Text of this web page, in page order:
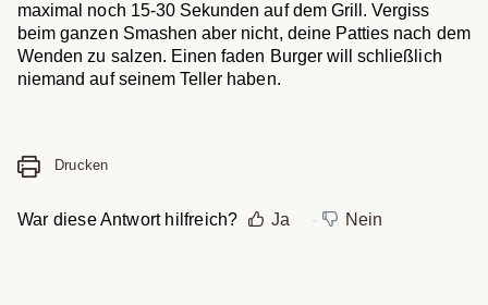
maximal noch 15-30 Sekunden auf dem Grill. Vergiss
beim ganzen Smashen aber nicht, deine Patties nach dem
Wenden zu salzen. Einen faden Burger will schließlich
niemand auf seinem Teller haben.
War diese Antwort hilfreich? Ja Nein
Drucken